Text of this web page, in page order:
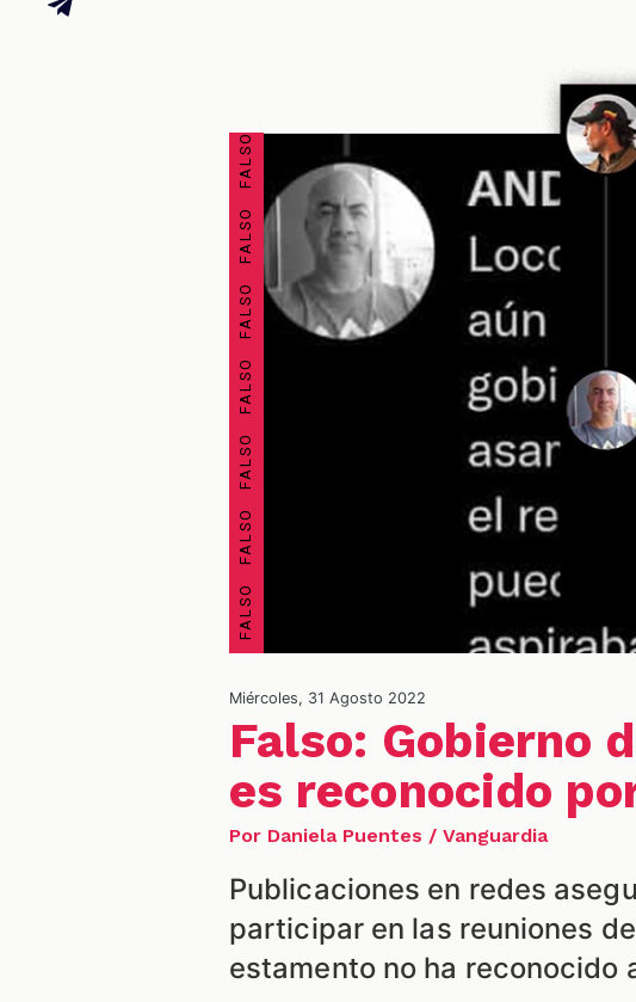
FALSO FALSO FALSO FALSO FALSO FALSO FALSO FALSO
Miércoles, 31 Agosto 2022
Falso: Gobierno
es reconocido
Por Daniela Puentes / Vanguardia
Publicaciones en redes
participar en las reuniones
estamento no ha reconocido